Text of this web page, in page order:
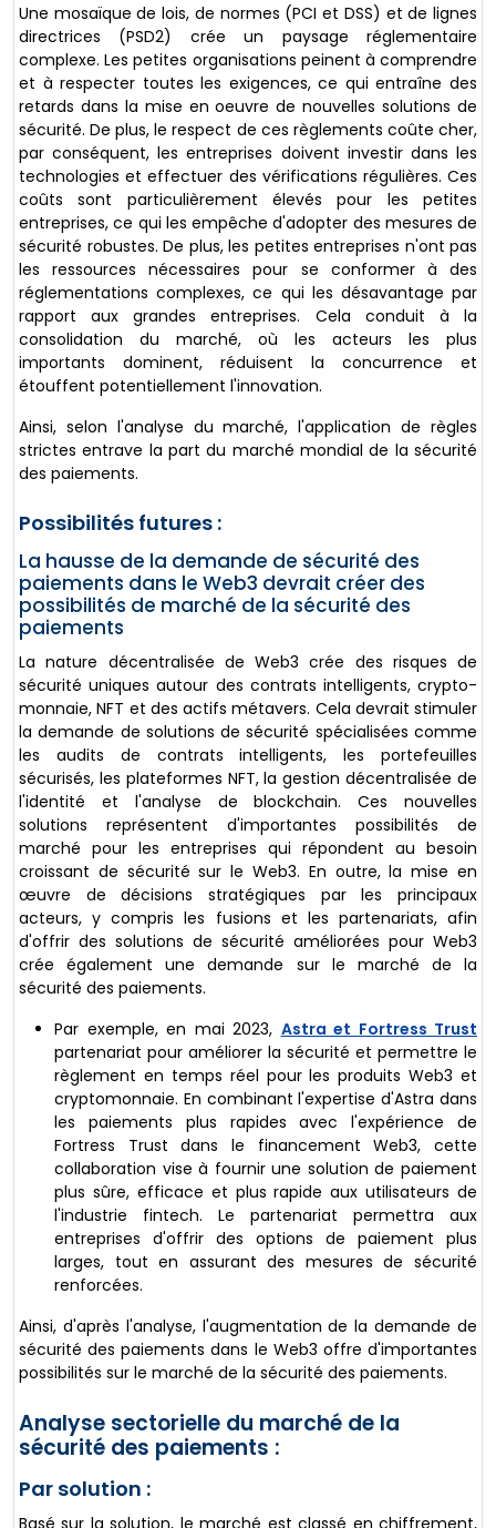
Une mosaïque de lois, de normes (PCI et DSS) et de lignes
directrices (PSD2) crée un paysage réglementaire
complexe. Les petites organisations peinent à comprendre
et à respecter toutes les exigences, ce qui entraîne des
retards dans la mise en oeuvre de nouvelles solutions de
sécurité. De plus, le respect de ces règlements coûte cher,
par conséquent, les entreprises doivent investir dans les
technologies et effectuer des vérifications régulières. Ces
coûts sont particulièrement élevés pour les petites
entreprises, ce qui les empêche d'adopter des mesures de
sécurité robustes. De plus, les petites entreprises n'ont pas
les ressources nécessaires pour se conformer à des
réglementations complexes, ce qui les désavantage par
rapport aux grandes entreprises. Cela conduit à la
consolidation du marché, où les acteurs les plus
importants dominent, réduisent la concurrence et
étouffent potentiellement l'innovation.
Ainsi, selon l'analyse du marché, l'application de règles
strictes entrave la part du marché mondial de la sécurité
des paiements.
Possibilités futures :
La hausse de la demande de sécurité des
paiements dans le Web3 devrait créer des
possibilités de marché de la sécurité des
paiements
La nature décentralisée de Web3 crée des risques de
sécurité uniques autour des contrats intelligents, crypto-
monnaie, NFT et des actifs métavers. Cela devrait stimuler
la demande de solutions de sécurité spécialisées comme
les audits de contrats intelligents, les portefeuilles
sécurisés, les plateformes NFT, la gestion décentralisée de
l'identité et l'analyse de blockchain. Ces nouvelles
solutions représentent d'importantes possibilités de
marché pour les entreprises qui répondent au besoin
croissant de sécurité sur le Web3. En outre, la mise en
œuvre de décisions stratégiques par les principaux
acteurs, y compris les fusions et les partenariats, afin
d'offrir des solutions de sécurité améliorées pour Web3
crée également une demande sur le marché de la
sécurité des paiements.
Par exemple, en mai 2023, Astra et Fortress Trust
partenariat pour améliorer la sécurité et permettre le
règlement en temps réel pour les produits Web3 et
cryptomonnaie. En combinant l'expertise d'Astra dans
les paiements plus rapides avec l'expérience de
Fortress Trust dans le financement Web3, cette
collaboration vise à fournir une solution de paiement
plus sûre, efficace et plus rapide aux utilisateurs de
l'industrie fintech. Le partenariat permettra aux
entreprises d'offrir des options de paiement plus
larges, tout en assurant des mesures de sécurité
renforcées.
Ainsi, d'après l'analyse, l'augmentation de la demande de
sécurité des paiements dans le Web3 offre d'importantes
possibilités sur le marché de la sécurité des paiements.
Analyse sectorielle du marché de la
sécurité des paiements :
Par solution :
Basé sur la solution, le marché est classé en chiffrement,